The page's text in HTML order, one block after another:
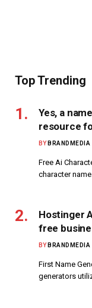
Top Trending
Yes, a
resource
BY BRANDMEDIA
Free Ai
character name…
Hostinger
free
BY BRANDMEDIA
First Name
generators